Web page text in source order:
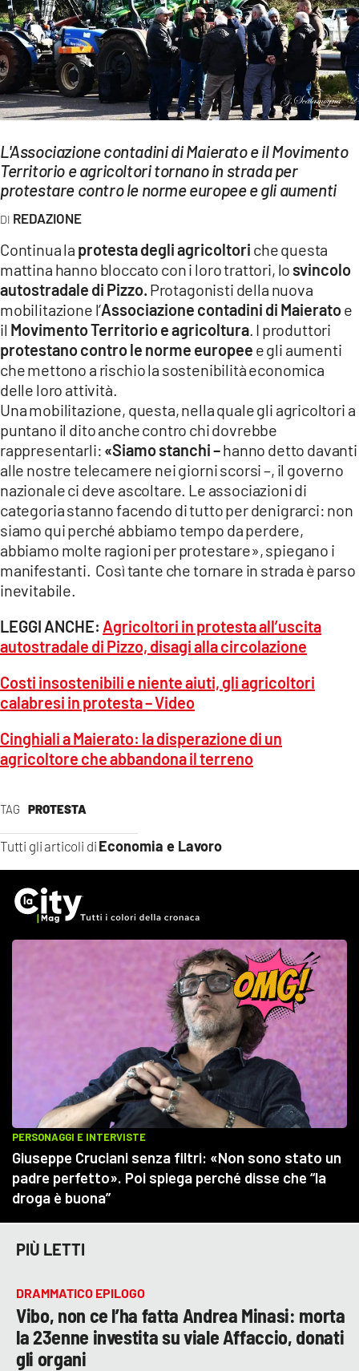
EVENTI
SPORT
Streaming
LAC TV
LAC NETWORK
LAC ONAIR
Network
LACPLAY.IT
LACTV.IT
LACONAIR.IT
LACITYMAG.IT
ILREGGINO.IT
COSENZACHANNEL.IT
ILVIBONESE.IT
CATANZAROCHANNEL.IT
LACAPITALENEWS.IT
App
ANDROID
APPLE
L'Associazione contadini di Maierato e il Movimento
Territorio e agricoltori tornano in strada per
protestare contro le norme europee e gli aumenti
REDAZIONE
TAG PROTESTA
Tutti gli articoli di Economia e Lavoro
Continua la protesta degli agricoltori che questa
mattina hanno bloccato con i loro trattori, lo svincolo
autostradale di Pizzo. Protagonisti della nuova
mobilitazione l’Associazione contadini di Maieratoe
il Movimento Territorio e agricoltura. I produttori
protestano contro le norme europee e gli aumenti
che mettono a rischio la sostenibilità economica
delle loro attività.
Una mobilitazione, questa, nella quale gli agricoltori a
puntano il dito anche contro chi dovrebbe
rappresentarli: «Siamo stanchi –hanno detto davanti
alle nostre telecamere nei giorni scorsi –, il governo
nazionale ci deve ascoltare. Le associazioni di
categoria stanno facendo di tutto per denigrarci: non
siamo qui perché abbiamo tempo da perdere,
abbiamo molte ragioni per protestare», spiegano i
manifestanti. Così tante che tornare in strada è parso
inevitabile.
LEGGI ANCHE: Agricoltori in protesta all’uscita
autostradale di Pizzo, disagi alla circolazione
Costi insostenibili e niente aiuti, gli agricoltori
calabresi in protesta – Video
Cinghiali a Maierato: la disperazione di un
agricoltore che abbandona il terreno
PIÙ LETTI
DRAMMATICO EPILOGO
Vibo, non ce l’ha fatta Andrea Minasi: morta
la 23enne investita su viale Affaccio, donati
gli organi